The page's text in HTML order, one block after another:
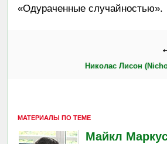
«Одураченные случайностью».
Николас Лисон
МАТЕРИАЛЫ ПО ТЕМЕ
Майкл